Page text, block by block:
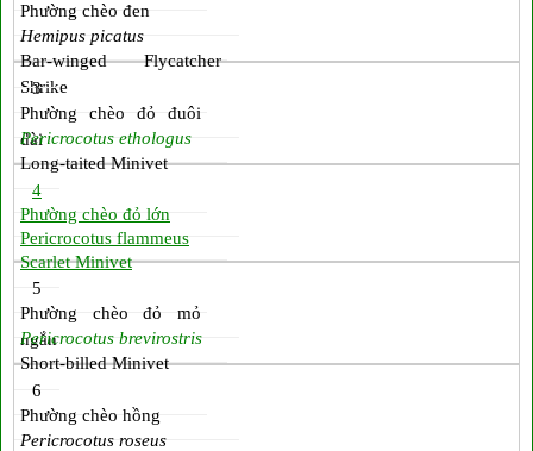
Phường chèo đen
Hemipus picatus
Bar-winged Flycatcher
Shrike
3
Phường chèo đỏ đuôi
dài
Pericrocotus ethologus
Long-taited Minivet
4
Phường chèo đỏ lớn
Pericrocotus flammeus
Scarlet Minivet
5
Phường chèo đỏ mỏ
ngắn
Pericrocotus brevirostris
Short-billed Minivet
6
Phường chèo hồng
Pericrocotus roseus